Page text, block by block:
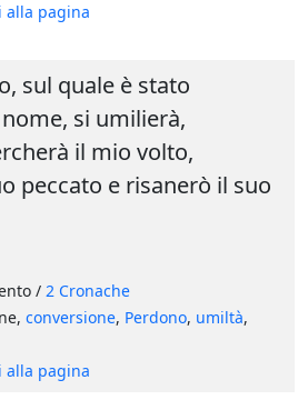
alla pagina
sul quale è stato
si umilierà,
il mio volto,
peccato e risanerò il suo
/ 2 Cronache
conversione, Perdono, umiltà,
alla pagina